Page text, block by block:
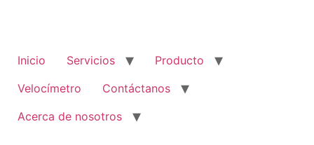
Inicio Servicios
Producto
Velocímetro
Contáctanos
Acerca de nosotros